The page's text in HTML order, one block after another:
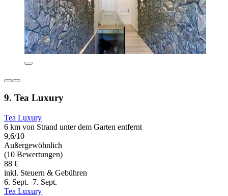
9. Tea Luxury
Tea Luxury
6 km von Strand unter dem Garten entfernt
9,6/10
Außergewöhnlich
(10 Bewertungen)
88 €
inkl. Steuern & Gebühren
6. Sept.–7. Sept.
Tea Luxury